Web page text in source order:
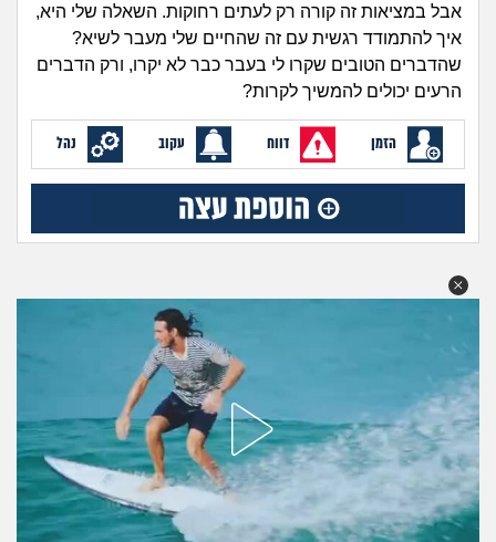
היריון ולידה
מתבגרים
מהבקו"ם... ועד מתי?!
עבודה וקריירה
חברים ואנשים
בית, שכנים ושותפים
מה שעובר עליי
הרשמה | התחברות
אבל במציאות זה קורה רק לעתים רחוקות. השאלה שלי היא,
איך להתמודד רגשית עם זה שהחיים שלי מעבר לשיא?
שהדברים הטובים שקרו לי בעבר כבר לא יקרו, ורק הדברים
הרעים יכולים להמשיך לקרות?
הזמן דווח עקוב נהל